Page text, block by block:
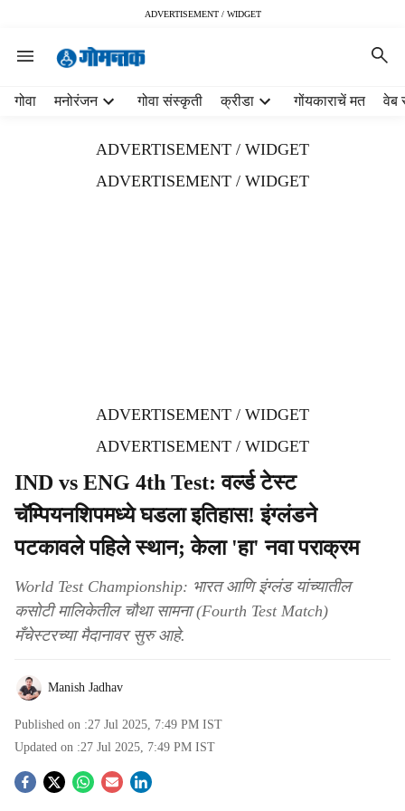
ADVERTISEMENT / WIDGET
गोवा मनोरंजन गोवा संस्कृती क्रीडा गोंयकाराचें मत वेब
ADVERTISEMENT / WIDGET
ADVERTISEMENT / WIDGET
ADVERTISEMENT / WIDGET
ADVERTISEMENT / WIDGET
IND vs ENG 4th Test: वर्ल्ड टेस्ट
चॅम्पियनशिपमध्ये घडला इतिहास! इंग्लंडने
पटकावले पहिले स्थान; केला 'हा' नवा पराक्रम
World Test Championship: भारत आणि इंग्लंड यांच्यातील
कसोटी मालिकेतील चौथा सामना (Fourth Test Match)
मँचेस्टरच्या मैदानावर सुरु आहे.
Manish Jadhav
Published on :27 Jul 2025, 7:49 PM IST
Updated on :27 Jul 2025, 7:49 PM IST
S